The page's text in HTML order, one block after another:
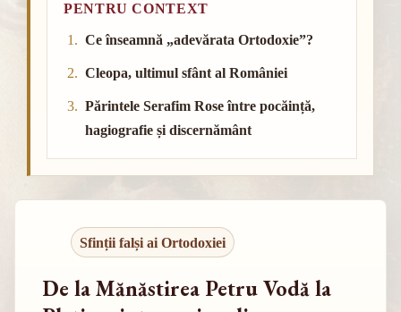
PENTRU CONTEXT
Ce înseamnă „adevărata Ortodoxie”?
Cleopa, ultimul sfânt al României
Părintele Serafim Rose între pocăință,
hagiografie și discernământ
Sfinții falși ai Ortodoxiei
De la Mănăstirea Petru Vodă la